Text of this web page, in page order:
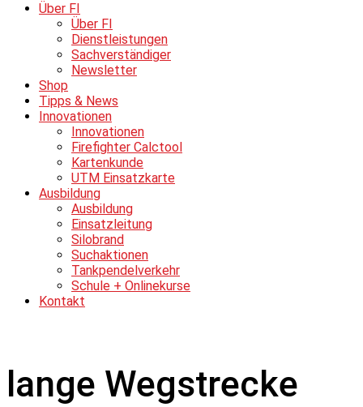
Über FI
Über FI
Dienstleistungen
Sachverständiger
Newsletter
Shop
Tipps & News
Innovationen
Innovationen
Firefighter Calctool
Kartenkunde
UTM Einsatzkarte
Ausbildung
Ausbildung
Einsatzleitung
Silobrand
Suchaktionen
Tankpendelverkehr
Schule + Onlinekurse
Kontakt
lange Wegstrecke